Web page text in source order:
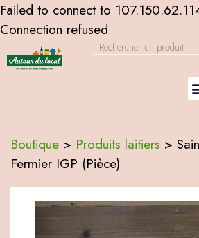
Failed to connect to
Connection refused
Boutique > Produits laitiers >
Fermier IGP (Pièce)